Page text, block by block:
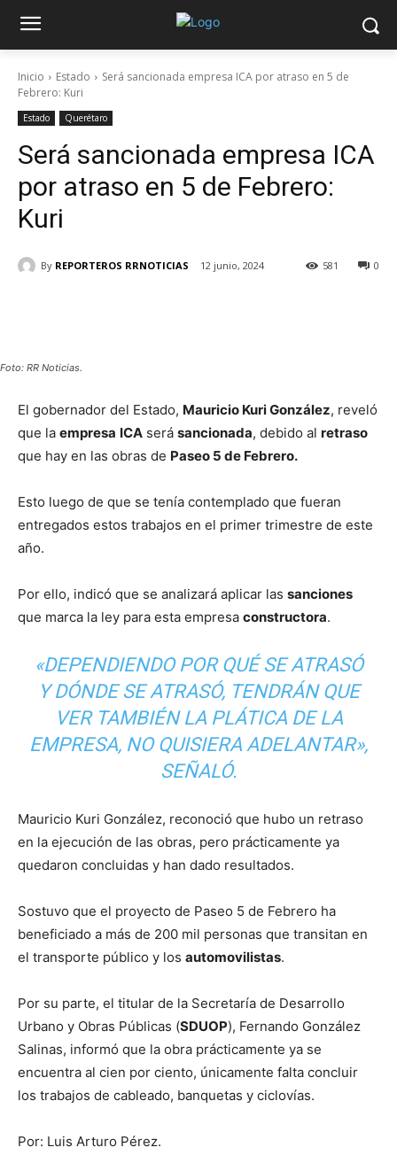
Inicio Estado
Será sancionada empresa ICA por atraso en 5 de
Febrero: Kuri
Estado Querétaro
Será sancionada empresa ICA
por atraso en 5 de Febrero:
Kuri
By REPORTEROS RRNOTICIAS 12 junio, 2024 0
581
Foto: RR Noticias.
El gobernador del Estado, Mauricio Kuri González, reveló
que la empresa ICA será sancionada, debido al retraso
que hay en las obras de Paseo 5 de Febrero.
Esto luego de que se tenía contemplado que fueran
entregados estos trabajos en el primer trimestre de este
año.
Por ello, indicó que se analizará aplicar las sanciones
que marca la ley para esta empresa constructora.
«DEPENDIENDO POR QUÉ SE ATRASÓ
Y DÓNDE SE ATRASÓ, TENDRÁN QUE
VER TAMBIÉN LA PLÁTICA DE LA
EMPRESA, NO QUISIERA ADELANTAR»,
SEÑALÓ.
Mauricio Kuri González, reconoció que hubo un retraso
en la ejecución de las obras, pero prácticamente ya
quedaron concluidas y han dado resultados.
Sostuvo que el proyecto de Paseo 5 de Febrero ha
beneficiado a más de 200 mil personas que transitan en
el transporte público y los automovilistas.
Por su parte, el titular de la Secretaría de Desarrollo
Urbano y Obras Públicas (SDUOP), Fernando González
Salinas, informó que la obra prácticamente ya se
encuentra al cien por ciento, únicamente falta concluir
los trabajos de cableado, banquetas y ciclovías.
Por: Luis Arturo Pérez.